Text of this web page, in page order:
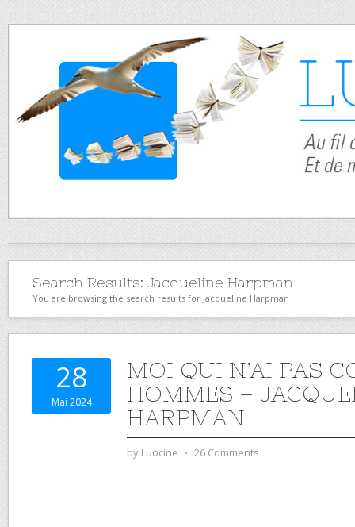
Search Results: Jacqueline Harpman
You are browsing the search results for Jacqueline Harpman
28
Mai 2024
MOI QUI N’AI PAS
HOMMES –
HARPMAN
by Luocine ⋅ 26 Comments